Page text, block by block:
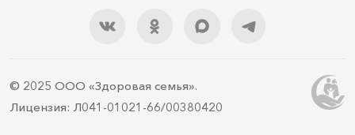
Контакты
Подарочный сертификат
Правила подготовки
ДМС
© 2025 ООО «Здоровая семья».
Лицензия: Л041-01021-66/00380420